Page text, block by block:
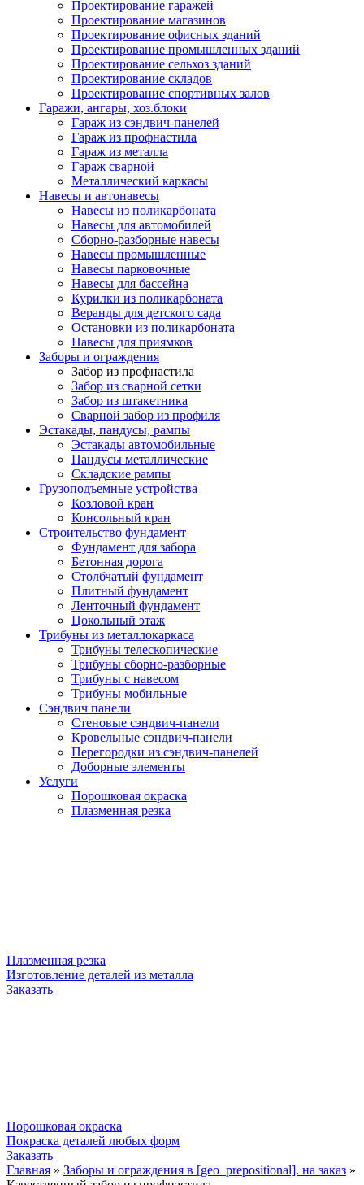
Проектирование гаражей
Проектирование магазинов
Проектирование офисных зданий
Проектирование промышленных зданий
Проектирование сельхоз зданий
Проектирование складов
Проектирование спортивных залов
Гаражи, ангары, хоз.блоки
Гараж из сэндвич-панелей
Гараж из профнастила
Гараж из металла
Гараж сварной
Металлический каркасы
Навесы и автонавесы
Навесы из поликарбоната
Навесы для автомобилей
Сборно-разборные навесы
Навесы промышленные
Навесы парковочные
Навесы для бассейна
Курилки из поликарбоната
Веранды для детского сада
Остановки из поликарбоната
Навесы для приямков
Заборы и ограждения
Забор из профнастила
Забор из сварной сетки
Забор из штакетника
Сварной забор из профиля
Эстакады, пандусы, рампы
Эстакады автомобильные
Пандусы металлические
Складские рампы
Грузоподъемные устройства
Козловой кран
Консольный кран
Строительство фундамент
Фундамент для забора
Бетонная дорога
Столбчатый фундамент
Плитный фундамент
Ленточный фундамент
Цокольный этаж
Трибуны из металлокаркаса
Трибуны телескопические
Трибуны сборно-разборные
Трибуны с навесом
Трибуны мобильные
Сэндвич панели
Стеновые сэндвич-панели
Кровельные сэндвич-панели
Перегородки из сэндвич-панелей
Доборные элементы
Услуги
Порошковая окраска
Плазменная резка
Плазменная резка
Изготовление деталей из металла
Заказать
Порошковая окраска
Покраска деталей любых форм
Заказать
Главная » Заборы и ограждения в [geo_prepositional]. на заказ »